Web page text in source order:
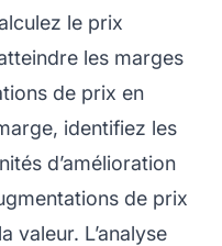
le prix
les marges
de prix en
identifiez les
d’amélioration
de prix
valeur. L’analyse